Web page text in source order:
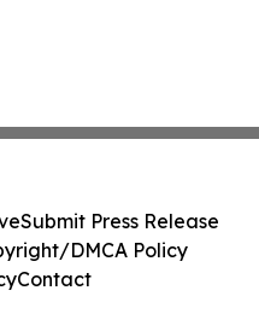
Submit Press Release
DMCA Policy
Contact